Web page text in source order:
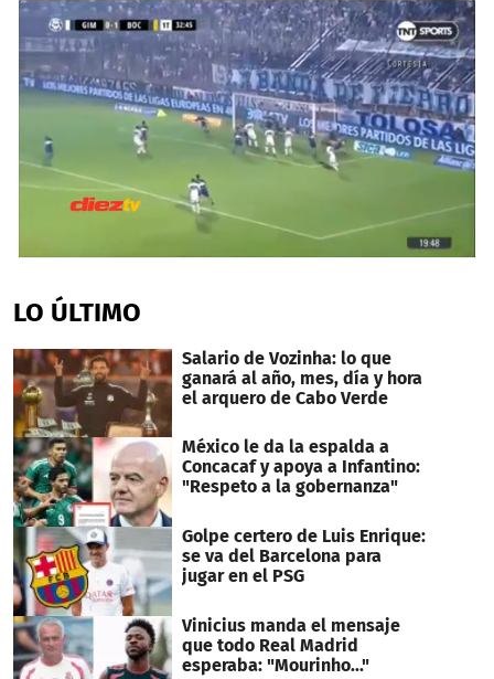
of
30
LO ÚLTIMO
Salario de Vozinha: lo que
ganará al año, mes, día y hora
el arquero de Cabo Verde
México le da la espalda a
Concacaf y apoya a Infantino:
"Respeto a la gobernanza"
Golpe certero de Luis Enrique:
se va del Barcelona para
jugar en el PSG
Vinicius manda el mensaje
que todo Real Madrid
esperaba: "Mourinho..."